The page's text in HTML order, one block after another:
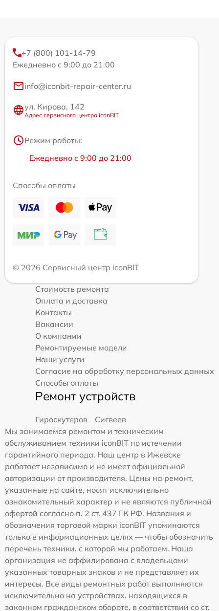
+7 (800) 101-14-79
Ежедневно с 9:00 до 21:00
info@iconbit-repair-center.ru
ул. Кирова, 142
Адрес сервисного центра iconBIT
Режим работы:
Ежедневно с 9:00 до 21:00
Способы оплаты
© 2026 Сервисный центр iconBIT
Стоимость ремонта
Оплата и доставка
Контакты
Вакансии
О компании
Ремонтируемые модели
Наши услуги
Согласие на обработку персональных данных
Способы оплаты
Ремонт устройств
Гироскутеров
Сигвеев
Мы занимаемся ремонтом и техническим
обслуживанием техники iconBIT по истечении
гарантийного периода. Наш центр в Ижевске
работает независимо и не имеет официальной
авторизации от производителя. Цены на ремонт,
указанные на сайте, носят исключительно
ознакомительный характер и не являются публичной
офертой согласно п. 2 ст. 437 ГК РФ. Названия и
обозначения торговой марки iconBIT упоминаются
только в информационных целях — чтобы обозначить
перечень техники, с которой мы работаем. Наша
организация не аффилирована с владельцами
указанных товарных знаков и не представляет их
интересы. Все виды ремонтных работ выполняются
исключительно на устройствах, находящихся в
законном гражданском обороте, в соответствии со ст.